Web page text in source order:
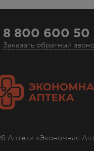
8 800 600 50
Заказать обратный
Аптеки «Экономная